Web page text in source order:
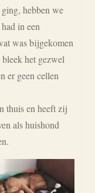
hebben we
in een
was bijgekomen
het gezwel
er geen cellen
thuis en heeft zij
als huishond